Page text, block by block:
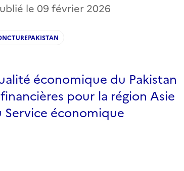
le 09 février 2026
économique du Pakistan
pour la région Asie
économique